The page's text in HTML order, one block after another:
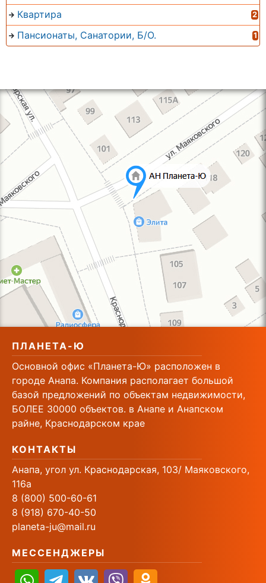
Квартира 2
Пансионаты, Санатории, Б/О. 1
ПЛАНЕТА-Ю
Основной офис «Планета-Ю» расположен в
городе Анапа. Компания располагает большой
базой предложений по объектам недвижимости,
БОЛЕЕ 30000 объектов. в Анапе и Анапском
райне, Краснодарском крае
КОНТАКТЫ
Анапа, угол ул. Краснодарская, 103/ Маяковского,
116а
8 (800) 500-60-61
8 (918) 670-40-50
planeta-ju@mail.ru
МЕССЕНДЖЕРЫ